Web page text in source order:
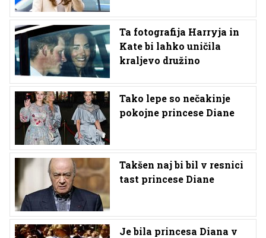
Ta fotografija Harryja in
Kate bi lahko uničila
kraljevo družino
Tako lepe so nečakinje
pokojne princese Diane
Takšen naj bi bil v resnici
tast princese Diane
Je bila princesa Diana v